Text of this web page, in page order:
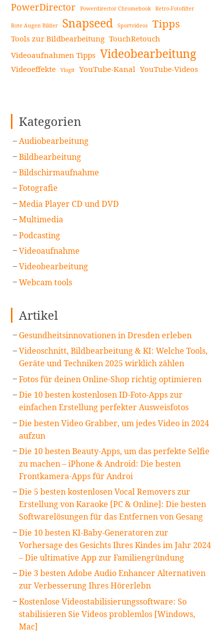
PowerDirector Powerdirector Chromebook Retro-Fotofilter
Rote Augen Bilder Snapseed Sportvideos Tipps
Tools zur Bildbearbeitung TouchRetouch
Videoaufnahmen Tipps Videobearbeitung
Videoeffekte Vlogit YouTube-Kanal YouTube-Videos
Kategorien
Audiobearbeitung
Bildbearbeitung
Bildschirmaufnahme
Fotografie
Media Player CD und DVD
Multimedia
Podcasting
Videoaufnahme
Videobearbeitung
Webcam tools
Artikel
Gesundheitsinnovationen in Dresden erleben
Videoschnitt, Bildbearbeitung & KI: Welche Tools,
Geräte und Techniken 2025 wirklich zählen
Fotos für deinen Online-Shop richtig optimieren
Die 10 besten kostenlosen ID-Foto-Apps zur
einfachen Erstellung perfekter Ausweisfotos
Die besten Video Grabber, um jedes Video in 2024
aufzun
Die 10 besten Beauty-Apps, um das perfekte Selfie
zu machen – iPhone & Android: Die besten
Frontkamera-Apps für Androi
Die 5 besten kostenlosen Vocal Removers zur
Erstellung von Karaoke [PC & Online]: Die besten
Softwarelösungen für das Entfernen von Gesang
Die 10 besten KI-Baby-Generatoren zur
Vorhersage des Gesichts Ihres Kindes im Jahr 2024
– Die ultimative App zur Familiengründung
Die 3 besten Adobe Audio Enhancer Alternativen
zur Verbesserung Ihres Hörerlebn
Kostenlose Videostabilisierungssoftware: So
stabilisieren Sie Videos problemlos [Windows,
Mac]